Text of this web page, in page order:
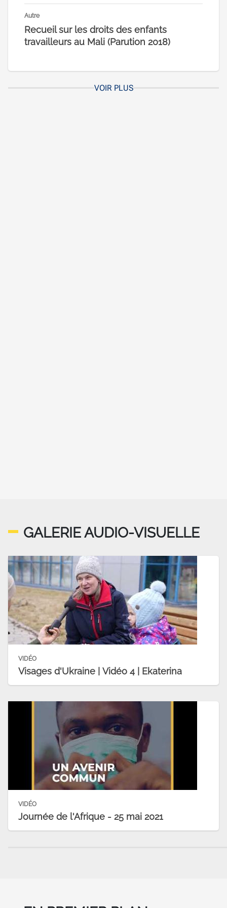
Autre
Recueil sur les droits des enfants
travailleurs au Mali (Parution 2018)
VOIR PLUS
GALERIE AUDIO-VISUELLE
VIDÉO
Visages d'Ukraine | Vidéo 4 | Ekaterina
VIDÉO
Journée de l'Afrique - 25 mai 2021